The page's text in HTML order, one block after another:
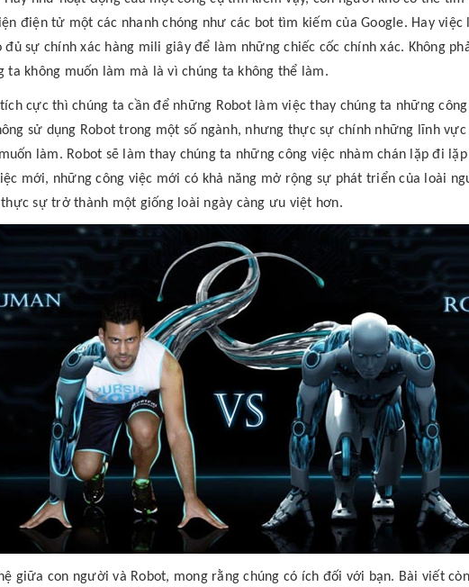
điện tử một các nhanh chóng như các bot tìm kiếm của Google. Hay việc
đủ sự chính xác hàng mili giây để làm những chiếc cốc chính xác. Không
ta không muốn làm mà là vì chúng ta không thể làm.
cực thì chúng ta cần để những Robot làm việc thay chúng ta những
sử dụng Robot trong một số ngành, nhưng thực sự chính những lĩnh
làm. Robot sẽ làm thay chúng ta những công việc nhàm chán lặp đi
mới, những công việc mới có khả năng mở rộng sự phát triển của loài
sự trở thành một giống loài ngày càng ưu việt hơn.
giữa con người và Robot, mong rằng chúng có ích đối với bạn. Bài viết